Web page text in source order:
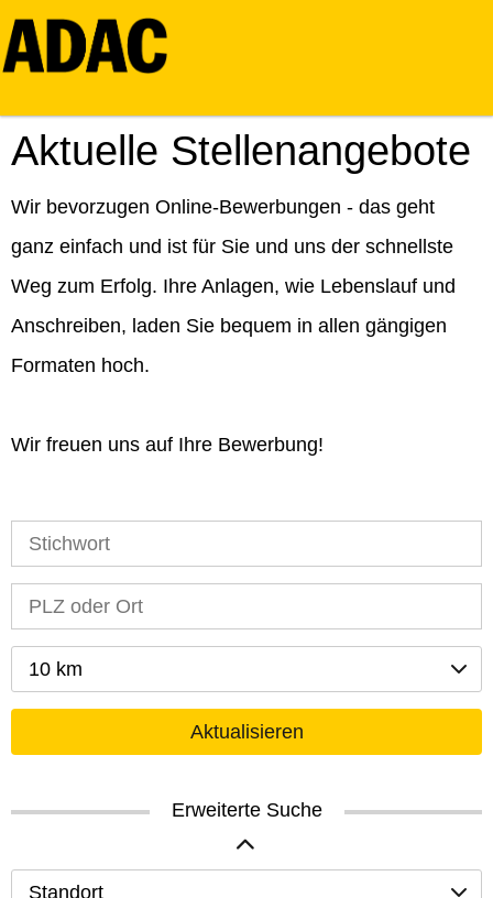
Aktuelle Stellenangebote
Wir bevorzugen Online-Bewerbungen - das geht
ganz einfach und ist für Sie und uns der schnellste
Weg zum Erfolg. Ihre Anlagen, wie Lebenslauf und
Anschreiben, laden Sie bequem in allen gängigen
Formaten hoch.
Wir freuen uns auf Ihre Bewerbung!
10 km
Aktualisieren
Erweiterte Suche
Standort